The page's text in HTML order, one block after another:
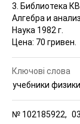
3. Библиотека
Алгебра и
Наука 1982 г.
Цена: 70 гривен.
№ 102185922,
Ключові слова
учебники физики